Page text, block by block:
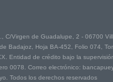
C/Virgen de Guadalupe, 2 - 06700
Badajoz, Hoja BA-452, Folio 074,
Entidad de crédito bajo la
0078. Correo electrónico:
Todos los derechos reservados